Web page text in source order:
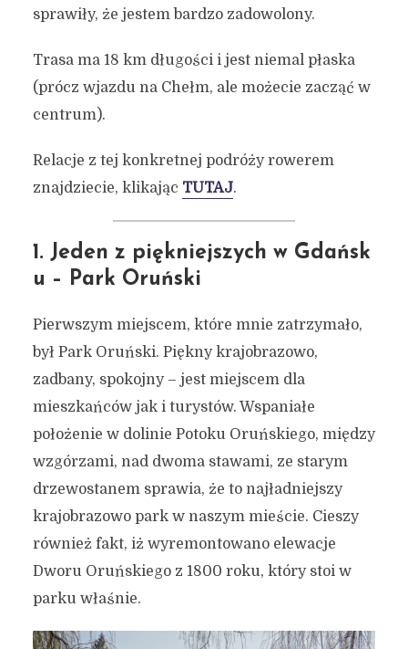
sprawiły, że jestem bardzo zadowolony.
Trasa ma 18 km długości i jest niemal płaska
(prócz wjazdu na Chełm, ale możecie zacząć w
centrum).
Relacje z tej konkretnej podróży rowerem
znajdziecie, klikając TUTAJ.
1. Jeden z piękniejszych w Gdańsk
u – Park Oruński
Pierwszym miejscem, które mnie zatrzymało,
był Park Oruński. Piękny krajobrazowo,
zadbany, spokojny – jest miejscem dla
mieszkańców jak i turystów. Wspaniałe
położenie w dolinie Potoku Oruńskiego, między
wzgórzami, nad dwoma stawami, ze starym
drzewostanem sprawia, że to najładniejszy
krajobrazowo park w naszym mieście. Cieszy
również fakt, iż wyremontowano elewacje
Dworu Oruńskiego z 1800 roku, który stoi w
parku właśnie.